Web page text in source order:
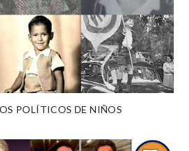
POLÍTICOS DE NIÑOS